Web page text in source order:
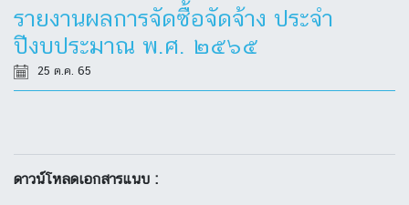
รายงานผลการจัดซื้อจัดจ้าง ประจำ
ปีงบประมาณ พ.ศ. ๒๕๖๕
25 ต.ค. 65
ดาวน์โหลดเอกสารแนบ :